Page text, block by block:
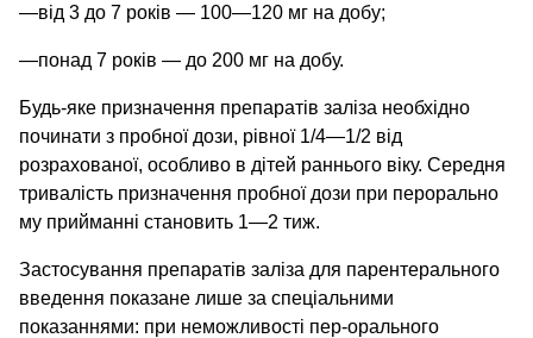
—від 3 до 7 років — 100—120 мг на добу;
—понад 7 років — до 200 мг на добу.
Будь-яке призначення препаратів заліза необхідно
починати з пробної дози, рівної 1/4—1/2 від
розрахованої, особливо в дітей раннього віку. Середня
тривалість призначення пробної дози при перорально
му прийманні становить 1—2 тиж.
Застосування препаратів заліза для парентерального
введення показане лише за спеціальними
показаннями: при неможливості пер-орального